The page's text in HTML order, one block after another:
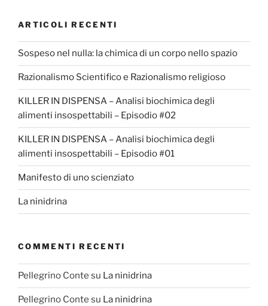
ARTICOLI RECENTI
Sospeso nel nulla: la chimica di un corpo nello spazio
Razionalismo Scientifico e Razionalismo religioso
KILLER IN DISPENSA – Analisi biochimica degli
alimenti insospettabili – Episodio #02
KILLER IN DISPENSA – Analisi biochimica degli
alimenti insospettabili – Episodio #01
Manifesto di uno scienziato
La ninidrina
COMMENTI RECENTI
Pellegrino Conte su La ninidrina
Pellegrino Conte su La ninidrina